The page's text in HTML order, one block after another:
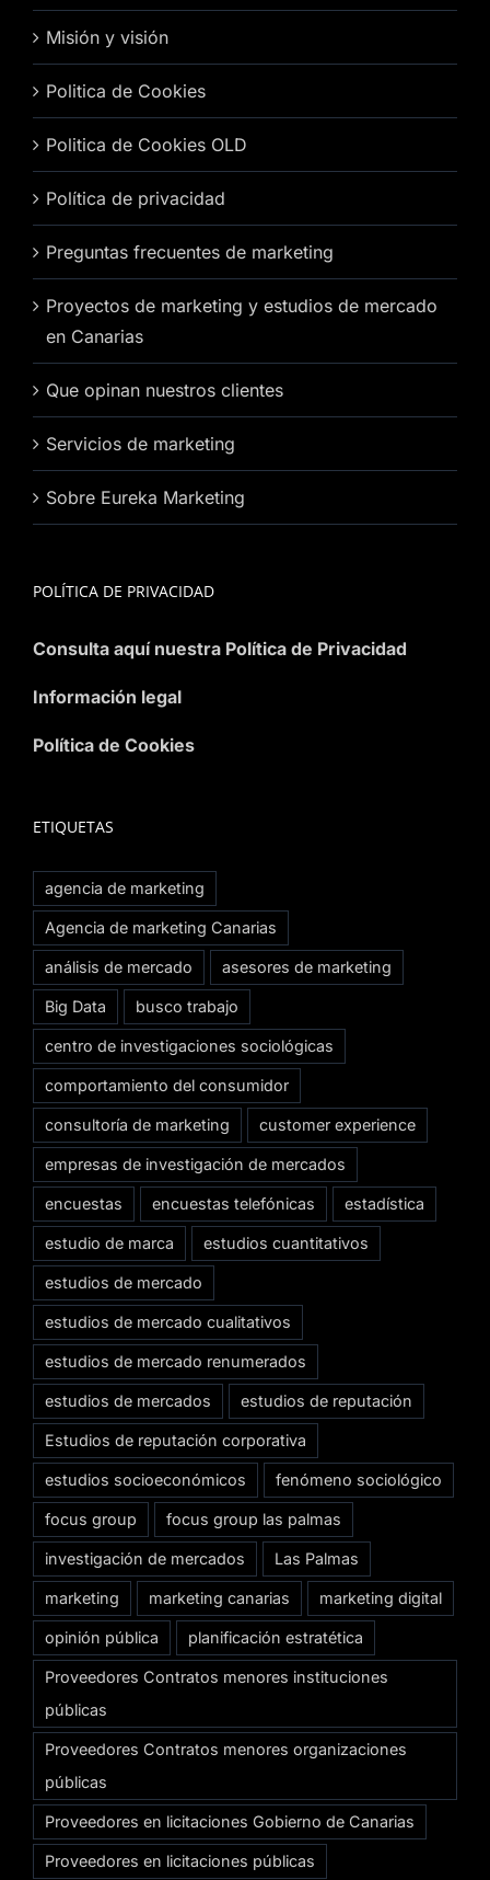
Misión y visión
Politica de Cookies
Politica de Cookies OLD
Política de privacidad
Preguntas frecuentes de marketing
Proyectos de marketing y estudios de mercado
en Canarias
Que opinan nuestros clientes
Servicios de marketing
Sobre Eureka Marketing
POLÍTICA DE PRIVACIDAD
Consulta aquí nuestra Política de Privacidad
Información legal
Política de Cookies
ETIQUETAS
agencia de marketing
Agencia de marketing Canarias
análisis de mercado asesores de marketing
Big Data busco trabajo
centro de investigaciones sociológicas
comportamiento del consumidor
consultoría de marketing customer experience
empresas de investigación de mercados
encuestas encuestas telefónicas estadística
estudio de marca estudios cuantitativos
estudios de mercado
estudios de mercado cualitativos
estudios de mercado renumerados
estudios de mercados estudios de reputación
Estudios de reputación corporativa
estudios socioeconómicos fenómeno sociológico
focus group focus group las palmas
investigación de mercados Las Palmas
marketing marketing canarias marketing digital
opinión pública planificación estratética
Proveedores Contratos menores instituciones
públicas
Proveedores Contratos menores organizaciones
públicas
Proveedores en licitaciones Gobierno de Canarias
Proveedores en licitaciones públicas